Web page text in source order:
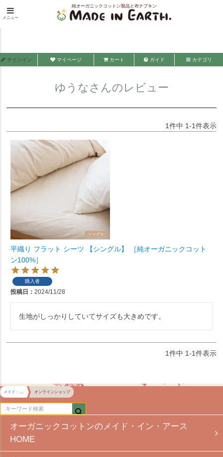
純オーガニックコットン製品と布ナプキン
メイド・イン・アース
メニュー
HOME ゆうなさんのレビュー
サインイン マイページ カート ガイド カテゴリ
ゆうなさんのレビュー
1件中 1-1件表示
平織り フラット シーツ 【シングル】 ［純オーガニックコット
ン100%］
購入者
投稿日 2024/11/28
生地がしっかりしていてサイズも大きめです。
1件中 1-1件表示
メイド・イン・アース HOME オンラインショップ
オーガニックコットンのメイド・イン・アース
HOME